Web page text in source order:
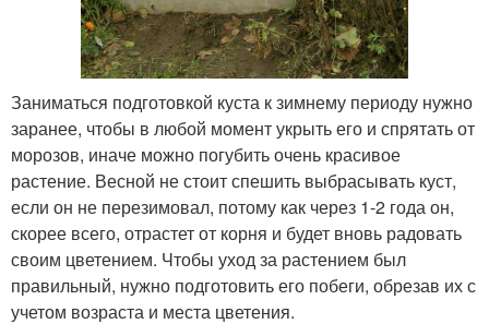
Заниматься подготовкой куста к зимнему периоду нужно
заранее, чтобы в любой момент укрыть его и спрятать от
морозов, иначе можно погубить очень красивое
растение. Весной не стоит спешить выбрасывать куст,
если он не перезимовал, потому как через 1-2 года он,
скорее всего, отрастет от корня и будет вновь радовать
своим цветением. Чтобы уход за растением был
правильный, нужно подготовить его побеги, обрезав их с
учетом возраста и места цветения.